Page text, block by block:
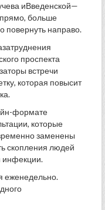
иВведенской—
больше
повернуть направо.
проспекта
встречи
которая повысит
формате
которые
заменены
скопления людей
инфекции.
еженедельно.